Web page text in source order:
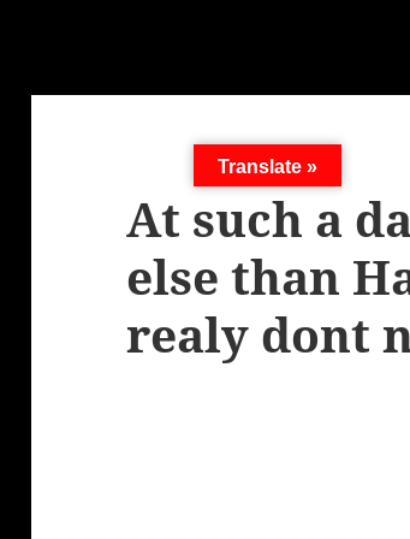
At such a
else than
realy dont
Translate »